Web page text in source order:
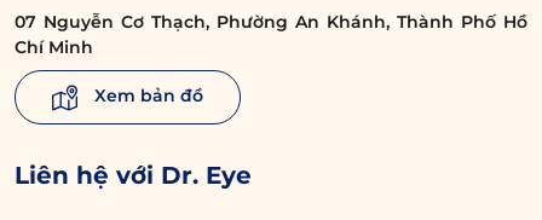
07 Nguyễn Cơ Thạch, Phường An Khánh, Thành Phố Hồ
Chí Minh
Xem bản đồ
Liên hệ với Dr. Eye